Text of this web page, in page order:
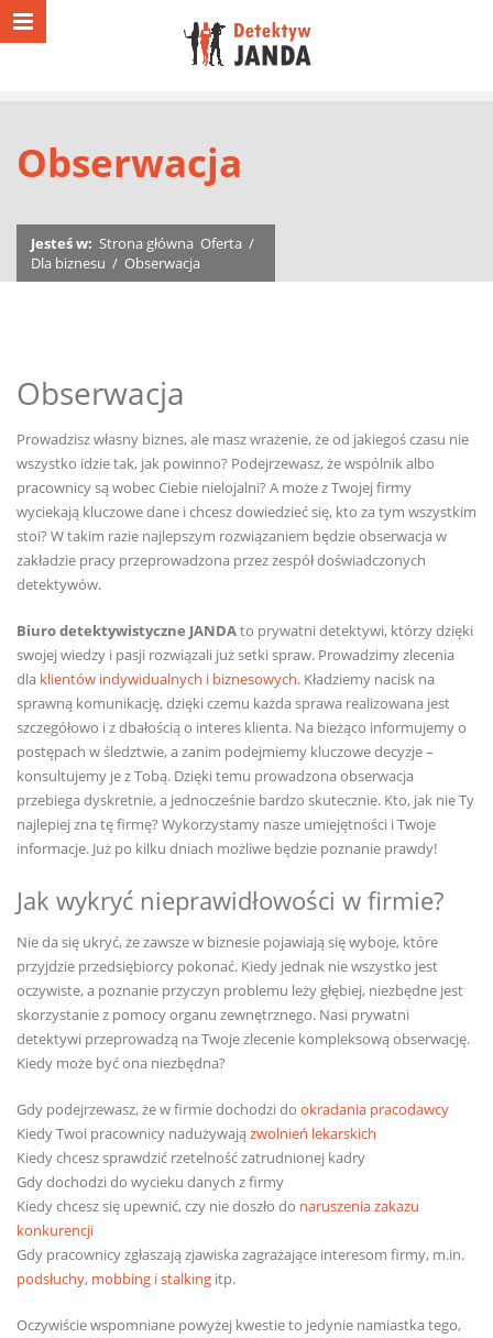
Obserwacja
Jesteś w: Strona główna Oferta /
Dla biznesu / Obserwacja
Obserwacja
Prowadzisz własny biznes, ale masz wrażenie, że od jakiegoś czasu nie
wszystko idzie tak, jak powinno? Podejrzewasz, że wspólnik albo
pracownicy są wobec Ciebie nielojalni? A może z Twojej firmy
wyciekają kluczowe dane i chcesz dowiedzieć się, kto za tym wszystkim
stoi? W takim razie najlepszym rozwiązaniem będzie obserwacja w
zakładzie pracy przeprowadzona przez zespół doświadczonych
detektywów.
Biuro detektywistyczne JANDAto prywatni detektywi, którzy dzięki
swojej wiedzy i pasji rozwiązali już setki spraw. Prowadzimy zlecenia
dla klientów indywidualnych i biznesowych. Kładziemy nacisk na
sprawną komunikację, dzięki czemu każda sprawa realizowana jest
szczegółowo i z dbałością o interes klienta. Na bieżąco informujemy o
postępach w śledztwie, a zanim podejmiemy kluczowe decyzje –
konsultujemy je z Tobą. Dzięki temu prowadzona obserwacja
przebiega dyskretnie, a jednocześnie bardzo skutecznie. Kto, jak nie Ty
najlepiej zna tę firmę? Wykorzystamy nasze umiejętności i Twoje
informacje. Już po kilku dniach możliwe będzie poznanie prawdy!
Jak wykryć nieprawidłowości w firmie?
Nie da się ukryć, że zawsze w biznesie pojawiają się wyboje, które
przyjdzie przedsiębiorcy pokonać. Kiedy jednak nie wszystko jest
oczywiste, a poznanie przyczyn problemu leży głębiej, niezbędne jest
skorzystanie z pomocy organu zewnętrznego. Nasi prywatni
detektywi przeprowadzą na Twoje zlecenie kompleksową obserwację.
Kiedy może być ona niezbędna?
Gdy podejrzewasz, że w firmie dochodzi do okradania pracodawcy
Kiedy Twoi pracownicy nadużywajązwolnień lekarskich
Kiedy chcesz sprawdzić rzetelność zatrudnionej kadry
Gdy dochodzi do wycieku danych z firmy
Kiedy chcesz się upewnić, czy nie doszło do naruszenia zakazu
konkurencji
Gdy pracownicy zgłaszają zjawiska zagrażające interesom firmy, m.in.
podsłuchy, mobbing i stalking itp.
Oczywiście wspomniane powyżej kwestie to jedynie namiastka tego,